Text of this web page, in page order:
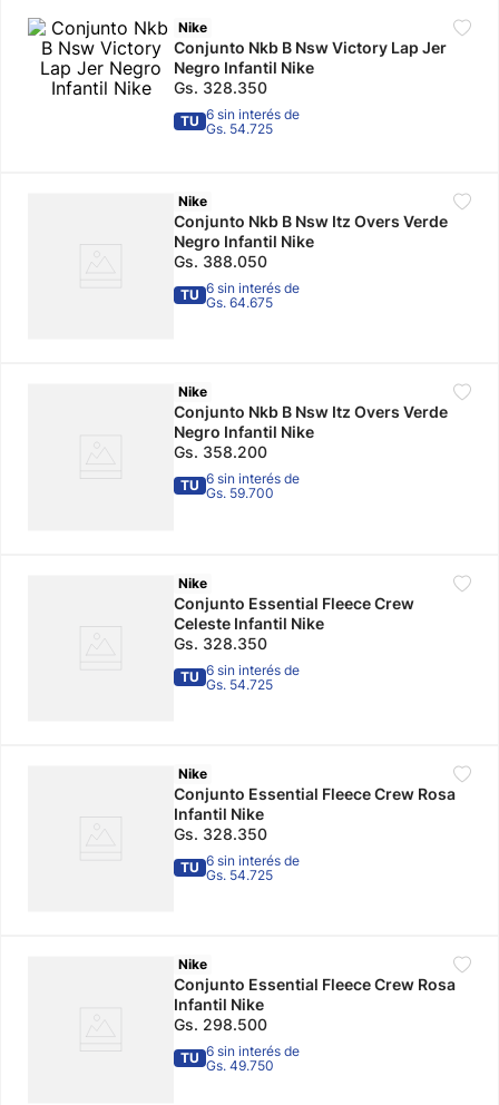
10. adidas mujer Nike
Conjunto Nkb B Nsw Victory Lap Jer
Negro Infantil Nike
Gs. 328.350
TU 6 sin interés de
Gs. 54.725
Nike
Conjunto Nkb B Nsw Itz Overs Verde
Negro Infantil Nike
Gs. 388.050
TU 6 sin interés de
Gs. 64.675
Nike
Conjunto Nkb B Nsw Itz Overs Verde
Negro Infantil Nike
Gs. 358.200
TU 6 sin interés de
Gs. 59.700
Nike
Conjunto Essential Fleece Crew
Celeste Infantil Nike
Gs. 328.350
TU 6 sin interés de
Gs. 54.725
Nike
Conjunto Essential Fleece Crew Rosa
Infantil Nike
Gs. 328.350
TU 6 sin interés de
Gs. 54.725
Nike
Conjunto Essential Fleece Crew Rosa
Infantil Nike
Gs. 298.500
TU 6 sin interés de
Gs. 49.750